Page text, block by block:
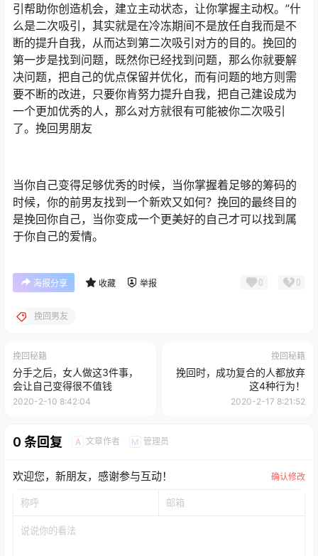
引帮助你创造机会，建立主动状态，让你掌握主动权。”什
么是二次吸引，其实就是在冷冻期间不是放任自我而是不
断的提升自我，从而达到第二次吸引对方的目的。挽回的
第一步是找到问题，既然你已经找到问题，那么你就要解
决问题，把自己的优点保留并优化，而有问题的地方则需
要不断的改进，只要你肯努力提升自我，把自己建设成为
一个更加优秀的人，那么对方就很有可能被你二次吸引
了。挽回男朋友
当你自己变得足够优秀的时候，当你掌握着足够的筹码的
时候，你的前男友找到一个新欢又如何？挽回的最终目的
是挽回你自己，当你变成一个更美好的自己才可以找到属
于你自己的爱情。
海报分享 收藏 举报 0 0
挽回男友
挽回秘籍
分手之后，女人做这3件事，
会让自己变得很不值钱
2020-2-10 8:42:04
挽回秘籍
挽回时，成功复合的人都放弃
这4种行为！
2020-2-17 8:21:52
0 条回复 A 文章作者 M 管理员
欢迎您，新朋友，感谢参与互动！ 确认修改